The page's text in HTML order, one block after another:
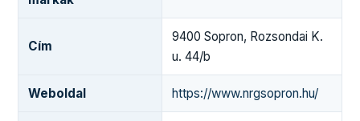
Cím
9400 Sopron, Rozsondai K.
u. 44/b
Weboldal https://www.nrgsopron.hu/